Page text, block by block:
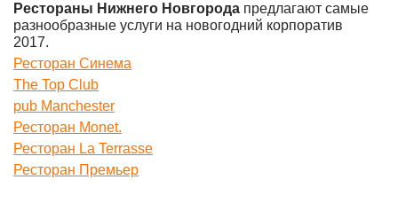
Рестораны Нижнего Новгорода предлагают самые
разнообразные услуги на новогодний корпоратив
2017.
Ресторан Синема
The Top Club
pub Manchester
Ресторан Monet.
Ресторан La Terrasse
Ресторан Премьер